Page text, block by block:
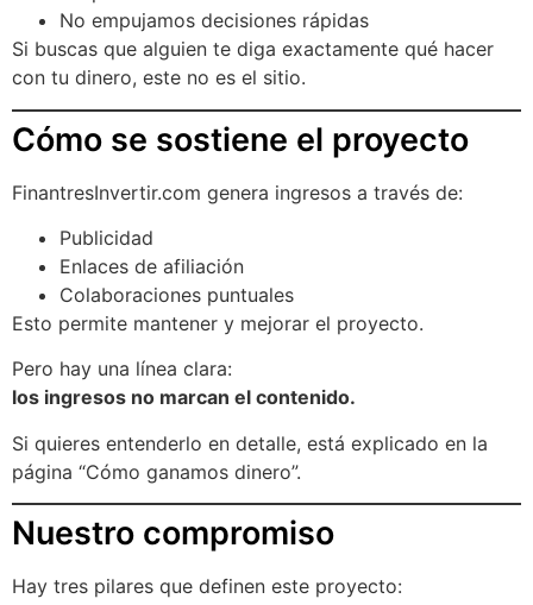
No empujamos decisiones rápidas
Si buscas que alguien te diga exactamente qué hacer
con tu dinero, este no es el sitio.
Cómo se sostiene el proyecto
FinantresInvertir.com genera ingresos a través de:
Publicidad
Enlaces de afiliación
Colaboraciones puntuales
Esto permite mantener y mejorar el proyecto.
Pero hay una línea clara:
los ingresos no marcan el contenido.
Si quieres entenderlo en detalle, está explicado en la
página “Cómo ganamos dinero”.
Nuestro compromiso
Hay tres pilares que definen este proyecto: